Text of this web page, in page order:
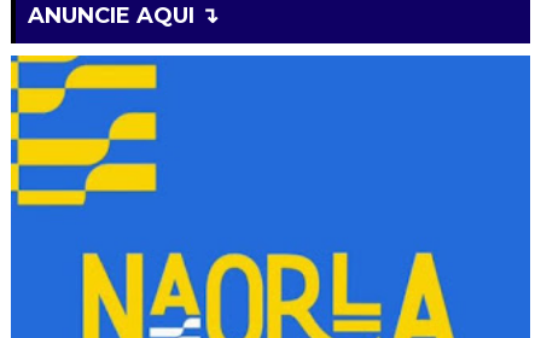
ANUNCIE AQUI ↴